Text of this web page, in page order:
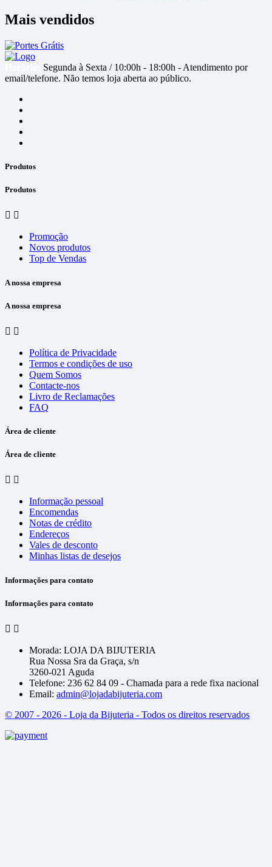
Mais vendidos
Segunda à Sexta / 10:00h - 18:00h - Atendimento por
email/telefone. Não temos loja aberta ao público.
Produtos
Produtos
 
Promoção
Novos produtos
Top de Vendas
A nossa empresa
A nossa empresa
 
Política de Privacidade
Termos e condições de uso
Quem Somos
Contacte-nos
Livro de Reclamações
FAQ
Área de cliente
Área de cliente
 
Informação pessoal
Encomendas
Notas de crédito
Endereços
Vales de desconto
Minhas listas de desejos
Informações para contato
Informações para contato
 
Morada: LOJA DA BIJUTERIA
Rua Nossa Sra da Graça, s/n
3260-021 Aguda
Telefone: 236 62 84 09 - Chamada para a rede fixa nacional
Email: admin@lojadabijuteria.com
© 2007 - 2026 - Loja da Bijuteria - Todos os direitos reservados